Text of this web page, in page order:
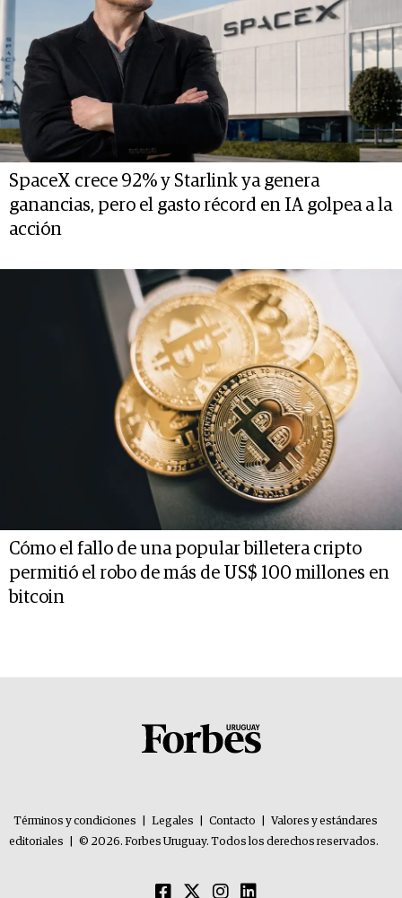
SpaceX crece 92% y Starlink ya genera
ganancias, pero el gasto récord en IA golpea a la
acción
Cómo el fallo de una popular billetera cripto
permitió el robo de más de US$ 100 millones en
bitcoin
Términos y condiciones Legales Contacto
Valores y estándares
editoriales
© 2026. Forbes Uruguay. Todos los derechos reservados.